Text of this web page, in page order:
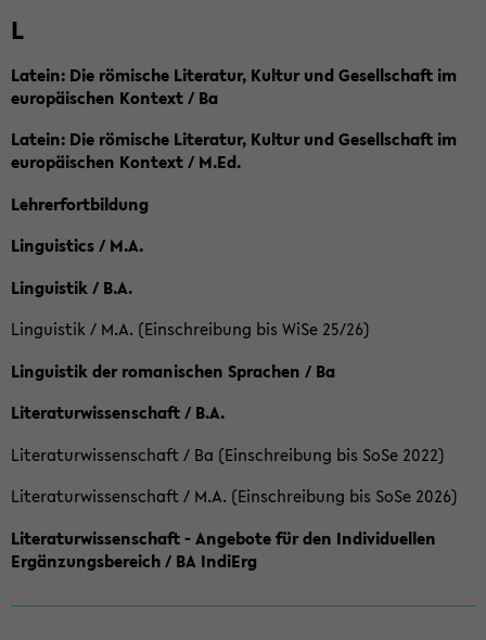
L
Latein: Die römische Literatur, Kultur und Gesellschaft im
europäischen Kontext / Ba
Latein: Die römische Literatur, Kultur und Gesellschaft im
europäischen Kontext / M.Ed.
Lehrerfortbildung
Linguistics / M.A.
Linguistik / B.A.
Linguistik / M.A. (Einschreibung bis WiSe 25/26)
Linguistik der romanischen Sprachen / Ba
Literaturwissenschaft / B.A.
Literaturwissenschaft / Ba (Einschreibung bis SoSe 2022)
Literaturwissenschaft / M.A. (Einschreibung bis SoSe 2026)
Literaturwissenschaft - Angebote für den Individuellen
Ergänzungsbereich / BA IndiErg